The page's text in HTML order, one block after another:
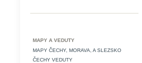
MAPY A VEDUTY
MAPY ČECHY, MORAVA, A SLEZSKO
ČECHY VEDUTY